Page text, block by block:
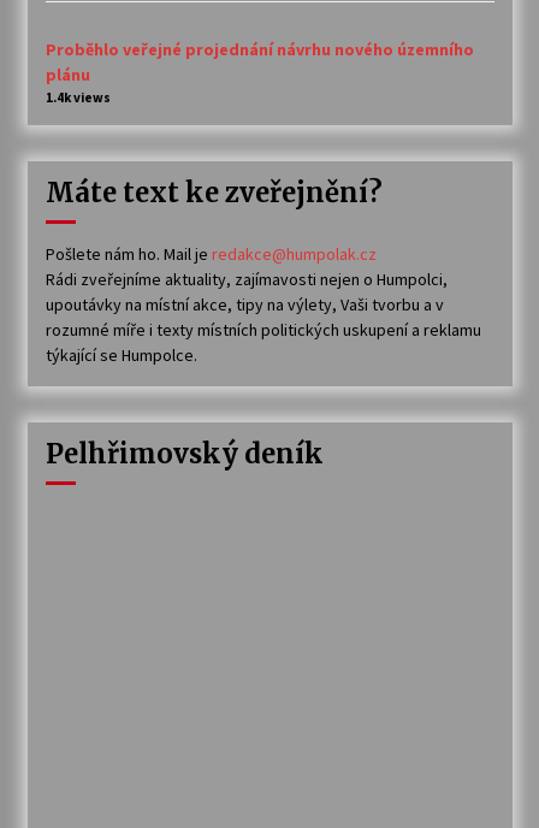
Proběhlo veřejné projednání návrhu nového územního
plánu
1.4k views
Máte text ke zveřejnění?
Pošlete nám ho. Mail je redakce@humpolak.cz
Rádi zveřejníme aktuality, zajímavosti nejen o Humpolci,
upoutávky na místní akce, tipy na výlety, Vaši tvorbu a v
rozumné míře i texty místních politických uskupení a reklamu
týkající se Humpolce.
Pelhřimovský deník